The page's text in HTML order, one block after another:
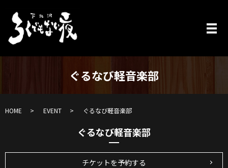
ぐるなび軽音楽部
HOME EVENT ぐるなび軽音楽部
ぐるなび軽音楽部
チケットを予約する